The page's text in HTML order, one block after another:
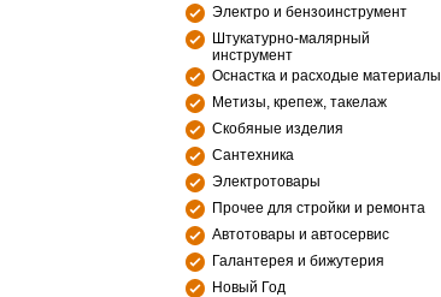
Электро и бензоинструмент
Штукатурно-малярный
инструмент
Оснастка и расходые материалы
Метизы, крепеж, такелаж
Скобяные изделия
Сантехника
Электротовары
Прочее для стройки и ремонта
Автотовары и автосервис
Галантерея и бижутерия
Новый Год